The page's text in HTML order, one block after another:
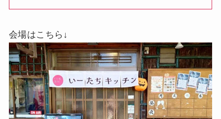
会場はこちら↓